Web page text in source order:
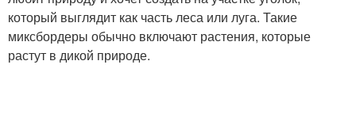
который выглядит как часть леса или луга. Такие
миксбордеры обычно включают растения, которые
растут в дикой природе.